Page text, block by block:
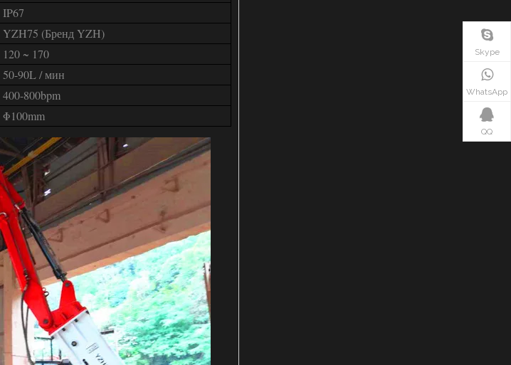
IP67
YZH75 (Бренд YZH)
120 ~ 170
50-90L / мин
400-800bpm
Φ100mm
Skype
WhatsApp
QQ